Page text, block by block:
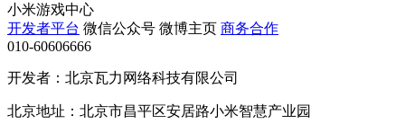
小米游戏中心
开发者平台 微信公众号 微博主页 商务合作
010-60606666
开发者：北京瓦力网络科技有限公司
北京地址：北京市昌平区安居路小米智慧产业园